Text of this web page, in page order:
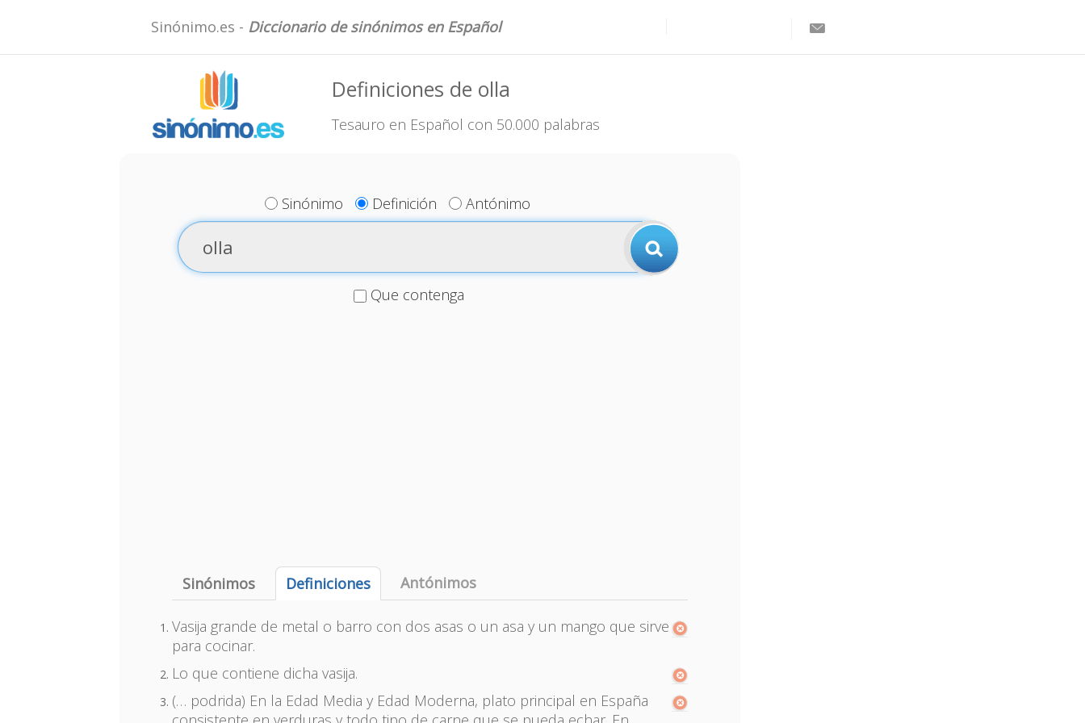
Sinónimo.es - Diccionario de sinónimos en Español
Definiciones de olla
Tesauro en Español con 50.000 palabras
Sinónimo Definición Antónimo
Que contenga
Sinónimos Definiciones Antónimos
Vasija grande de metal o barro con dos asas o un asa y un mango que sirve
para cocinar.
Lo que contiene dicha vasija.
(… podrida) En la Edad Media y Edad Moderna, plato principal en España